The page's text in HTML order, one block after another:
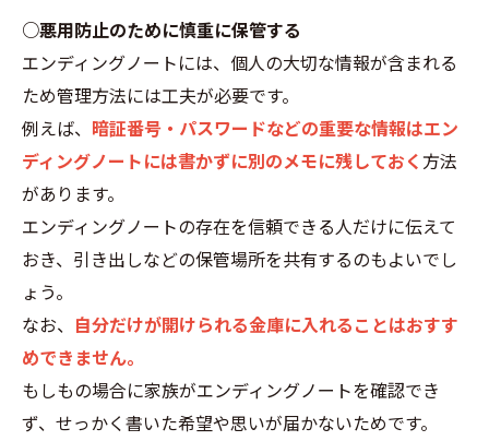
○悪用防止のために慎重に保管する
エンディングノートには、個人の大切な情報が含まれる
ため管理方法には工夫が必要です。
例えば、 暗証番号・パスワードなどの重要な情報はエン
ディングノートには書かずに別のメモに残しておく方法
があります。
エンディングノートの存在を信頼できる人だけに伝えて
おき、引き出しなどの保管場所を共有するのもよいでし
ょう。
なお、 自分だけが開けられる金庫に入れることはおすす
めできません。
もしもの場合に家族がエンディングノートを確認でき
ず、せっかく書いた希望や思いが届かないためです。